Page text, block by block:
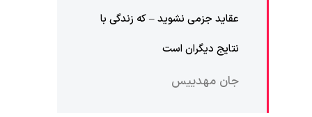
عقاید جزمی نشوید – که زندگی با
نتایج دیگران است
جان مهدییس